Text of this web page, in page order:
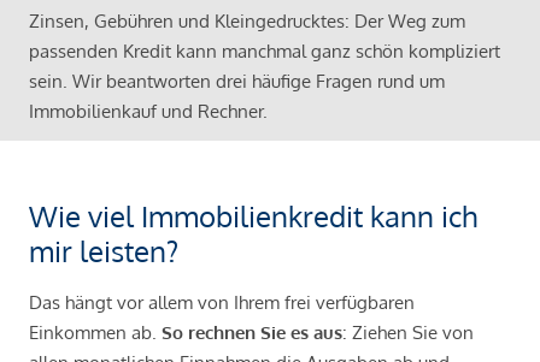
Zinsen, Gebühren und Kleingedrucktes: Der Weg zum
passenden Kredit kann manchmal ganz schön kompliziert
sein. Wir beantworten drei häufige Fragen rund um
Immobilienkauf und Rechner.
Wie viel Immobilienkredit kann ich
mir leisten?
Das hängt vor allem von Ihrem frei verfügbaren
Einkommen ab. So rechnen Sie es aus: Ziehen Sie von